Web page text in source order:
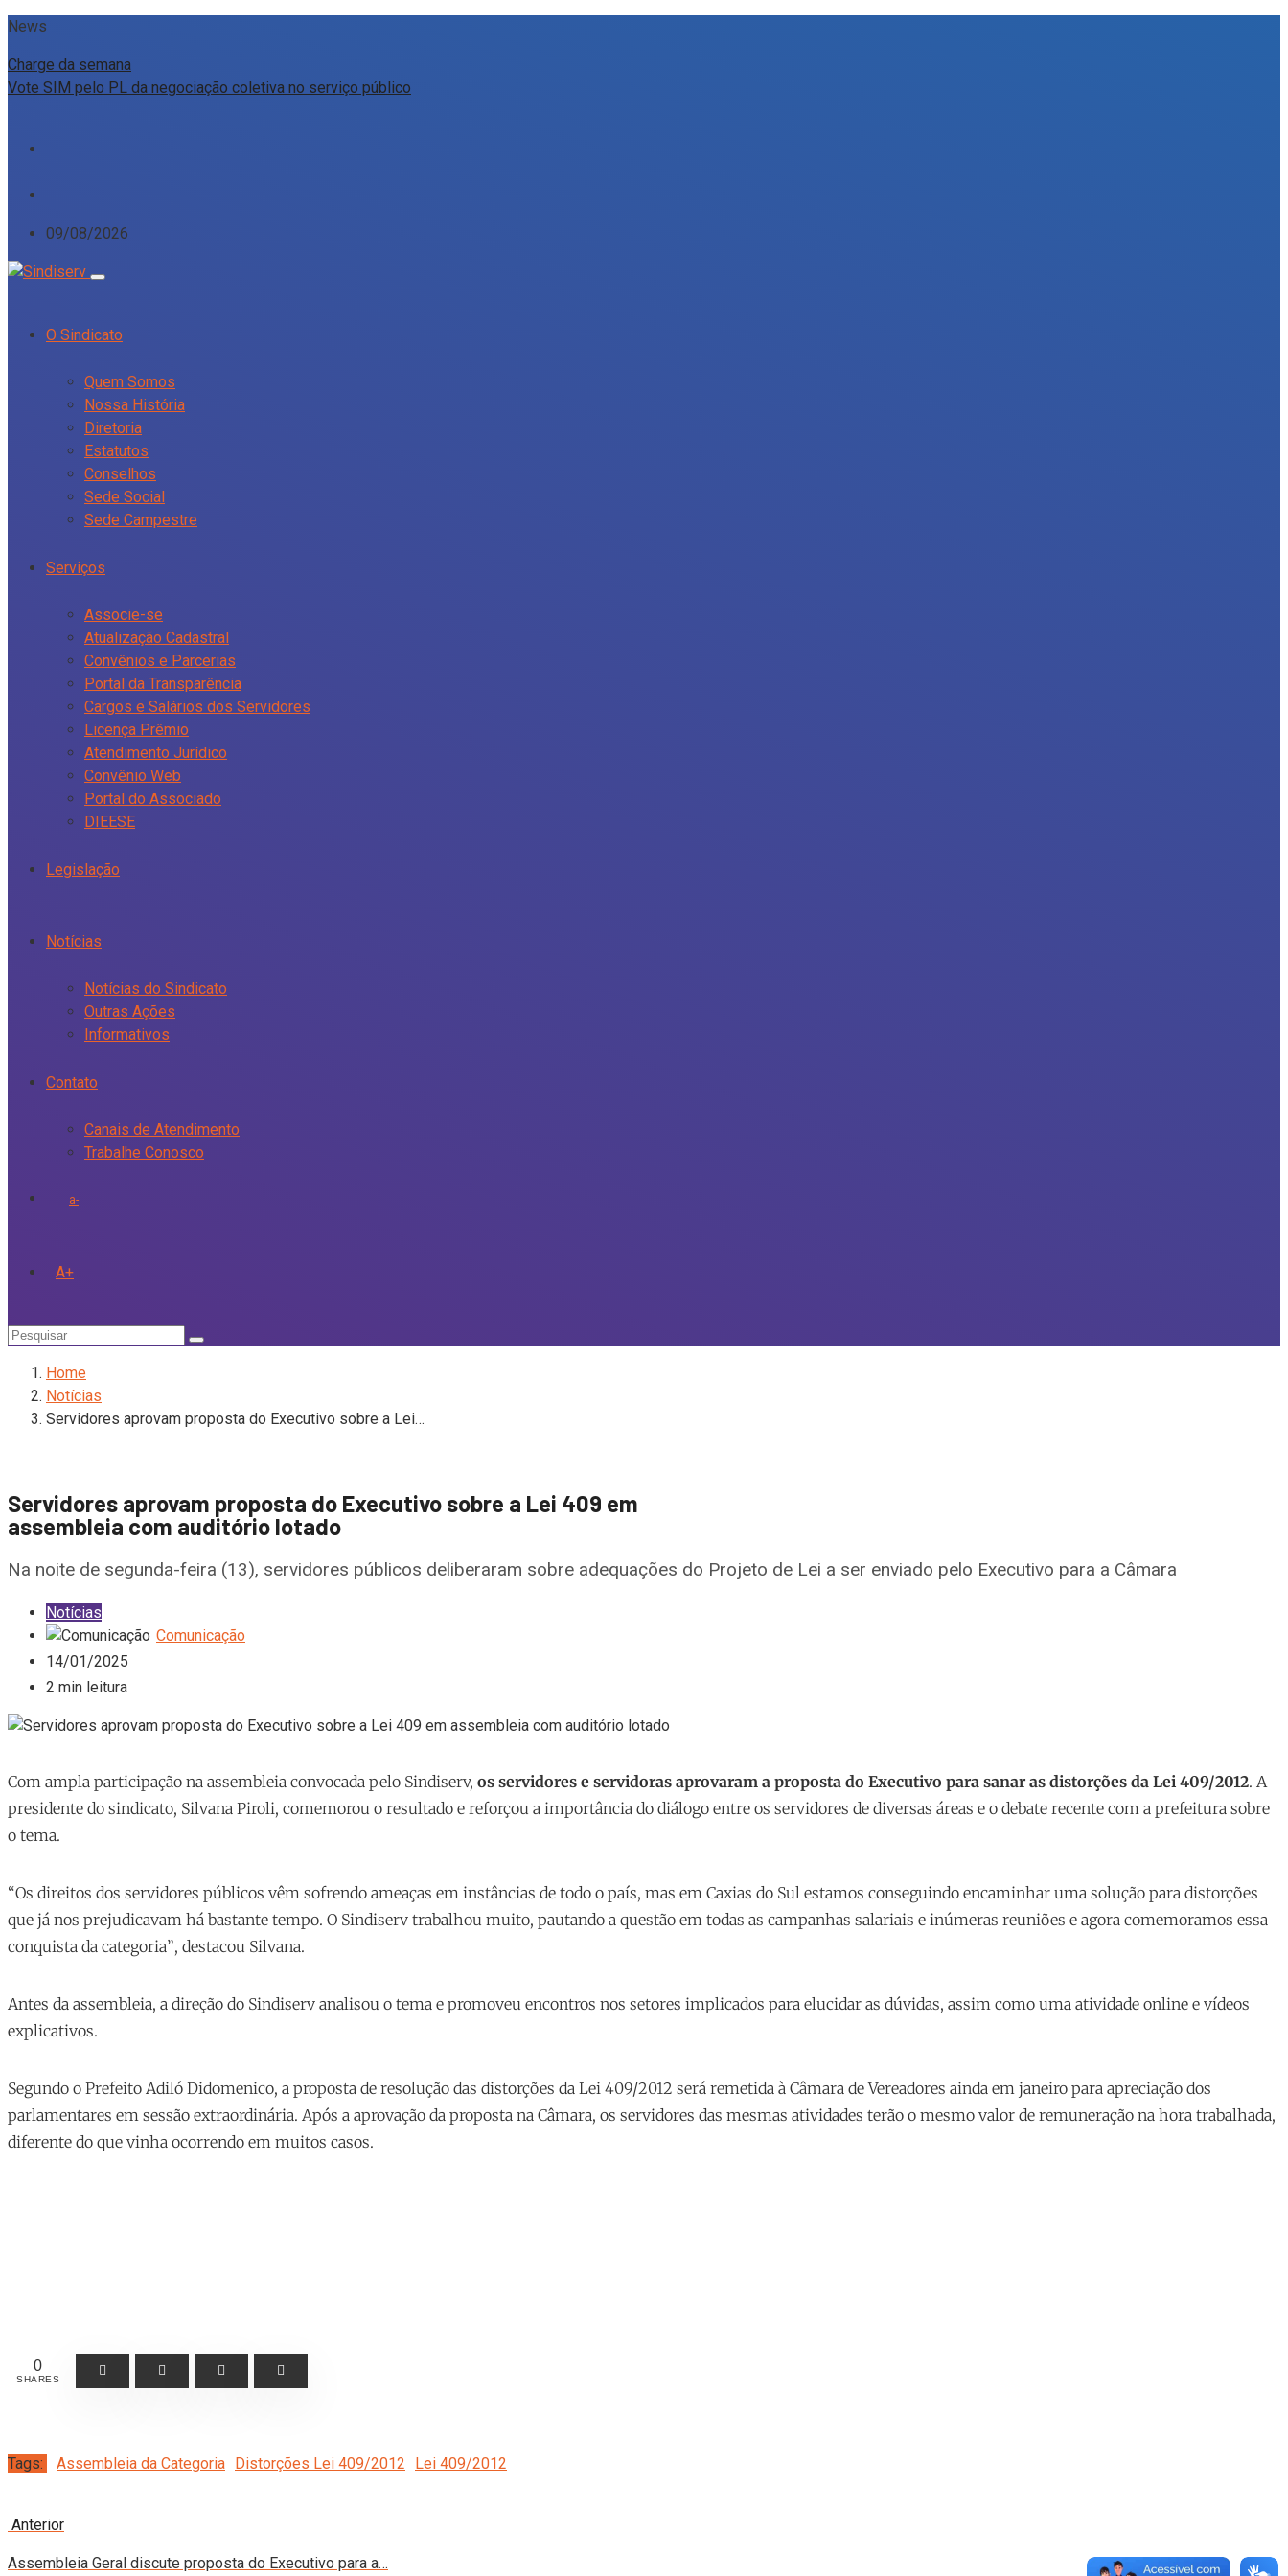
News
Charge da semana
Vote SIM pelo PL da negociação coletiva no serviço público
09/08/2026
O Sindicato
Quem Somos
Nossa História
Diretoria
Estatutos
Conselhos
Sede Social
Sede Campestre
Serviços
Associe-se
Atualização Cadastral
Convênios e Parcerias
Portal da Transparência
Cargos e Salários dos Servidores
Licença Prêmio
Atendimento Jurídico
Convênio Web
Portal do Associado
DIEESE
Legislação
Notícias
Notícias do Sindicato
Outras Ações
Informativos
Contato
Canais de Atendimento
Trabalhe Conosco
a-
A+
Home
Notícias
Servidores aprovam proposta do Executivo sobre a Lei…
Servidores aprovam proposta do Executivo sobre a Lei 409 em
assembleia com auditório lotado
Na noite de segunda-feira (13), servidores públicos deliberaram sobre adequações do Projeto de Lei a ser enviado pelo Executivo para a Câmara
Notícias
Comunicação
14/01/2025
2 min leitura
Com ampla participação na assembleia convocada pelo Sindiserv, os servidores e servidoras aprovaram a proposta do Executivo para sanar as distorções da Lei 409/2012. A
presidente do sindicato, Silvana Piroli, comemorou o resultado e reforçou a importância do diálogo entre os servidores de diversas áreas e o debate recente com a prefeitura sobre
o tema.
“Os direitos dos servidores públicos vêm sofrendo ameaças em instâncias de todo o país, mas em Caxias do Sul estamos conseguindo encaminhar uma solução para distorções
que já nos prejudicavam há bastante tempo. O Sindiserv trabalhou muito, pautando a questão em todas as campanhas salariais e inúmeras reuniões e agora comemoramos essa
conquista da categoriaˮ, destacou Silvana.
Antes da assembleia, a direção do Sindiserv analisou o tema e promoveu encontros nos setores implicados para elucidar as dúvidas, assim como uma atividade online e vídeos
explicativos.
Segundo o Prefeito Adiló Didomenico, a proposta de resolução das distorções da Lei 409/2012 será remetida à Câmara de Vereadores ainda em janeiro para apreciação dos
parlamentares em sessão extraordinária. Após a aprovação da proposta na Câmara, os servidores das mesmas atividades terão o mesmo valor de remuneração na hora trabalhada,
diferente do que vinha ocorrendo em muitos casos.
0
SHARES
Tags: Assembleia da Categoria Distorções Lei 409/2012 Lei 409/2012
Anterior
Assembleia Geral discute proposta do Executivo para a…